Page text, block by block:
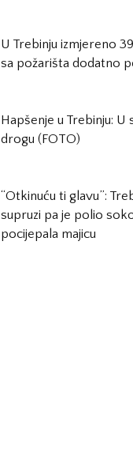
U Trebinju izmjereno
sa požarišta dodatno
Hapšenje u Trebinju:
drogu (FOTO)
“Otkinuću ti glavu”:
supruzi pa je polio
pocijepala majicu